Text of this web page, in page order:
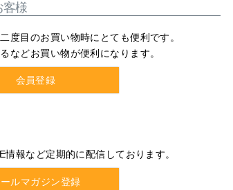
客様
度目のお買い物時にとても便利です。
などお買い物が便利になります。
会員登録
報など定期的に配信しております。
ールマガジン登録